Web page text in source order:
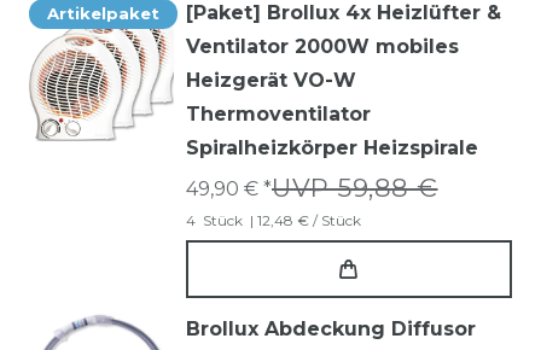
Artikelpaket
[Paket] Brollux 4x Heizlüfter &
Ventilator 2000W mobiles
Heizgerät VO-W
Thermoventilator
Spiralheizkörper Heizspirale
UVP 59,88 €
49,90 € *
4 Stück | 12,48 € / Stück
Brollux Abdeckung Diffusor